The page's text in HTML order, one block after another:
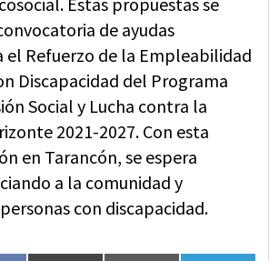
de ayudas
el Refuerzo de la Empleabilidad
Discapacidad del Programa
Social y Lucha contra la
2021-2027. Con esta
en Tarancón, se espera
a la comunidad y
con discapacidad.